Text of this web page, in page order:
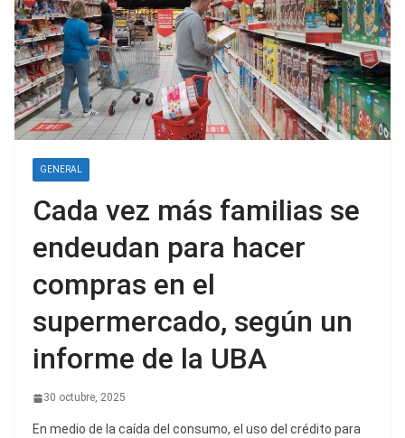
GENERAL
Cada vez más familias se
endeudan para hacer
compras en el
supermercado, según un
informe de la UBA
30 octubre, 2025
En medio de la caída del consumo, el uso del crédito para